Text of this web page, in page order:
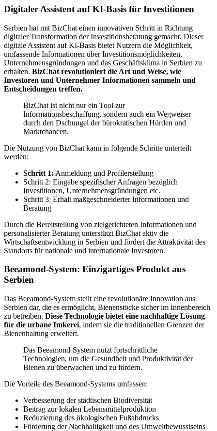
Digitaler Assistent auf KI-Basis für Investitionen
Serbien hat mit BizChat einen innovativen Schritt in Richtung
digitaler Transformation der Investitionsberatung gemacht. Dieser
digitale Assistent auf KI-Basis bietet Nutzern die Möglichkeit,
umfassende Informationen über Investitionsmöglichkeiten,
Unternehmensgründungen und das Geschäftsklima in Serbien zu
erhalten. BizChat revolutioniert die Art und Weise, wie
Investoren und Unternehmer Informationen sammeln und
Entscheidungen treffen.
BizChat ist nicht nur ein Tool zur
Informationsbeschaffung, sondern auch ein Wegweiser
durch den Dschungel der bürokratischen Hürden und
Marktchancen.
Die Nutzung von BizChat kann in folgende Schritte unterteilt
werden:
Schritt 1: Anmeldung und Profilerstellung
Schritt 2: Eingabe spezifischer Anfragen bezüglich
Investitionen, Unternehmensgründungen etc.
Schritt 3: Erhalt maßgeschneiderter Informationen und
Beratung
Durch die Bereitstellung von zielgerichteten Informationen und
personalisierter Beratung unterstützt BizChat aktiv die
Wirtschaftsentwicklung in Serbien und fördert die Attraktivität des
Standorts für nationale und internationale Investoren.
Beeamond-System: Einzigartiges Produkt aus
Serbien
Das Beeamond-System stellt eine revolutionäre Innovation aus
Serbien dar, die es ermöglicht, Bienenstöcke sicher im Innenbereich
zu betreiben. Diese Technologie bietet eine nachhaltige Lösung
für die urbane Imkerei, indem sie die traditionellen Grenzen der
Bienenhaltung erweitert.
Das Beeamond-System nutzt fortschrittliche
Technologien, um die Gesundheit und Produktivität der
Bienen zu überwachen und zu fördern.
Die Vorteile des Beeamond-Systems umfassen:
Verbesserung der städtischen Biodiversität
Beitrag zur lokalen Lebensmittelproduktion
Reduzierung des ökologischen Fußabdrucks
Förderung der Nachhaltigkeit und des Umweltbewusstseins